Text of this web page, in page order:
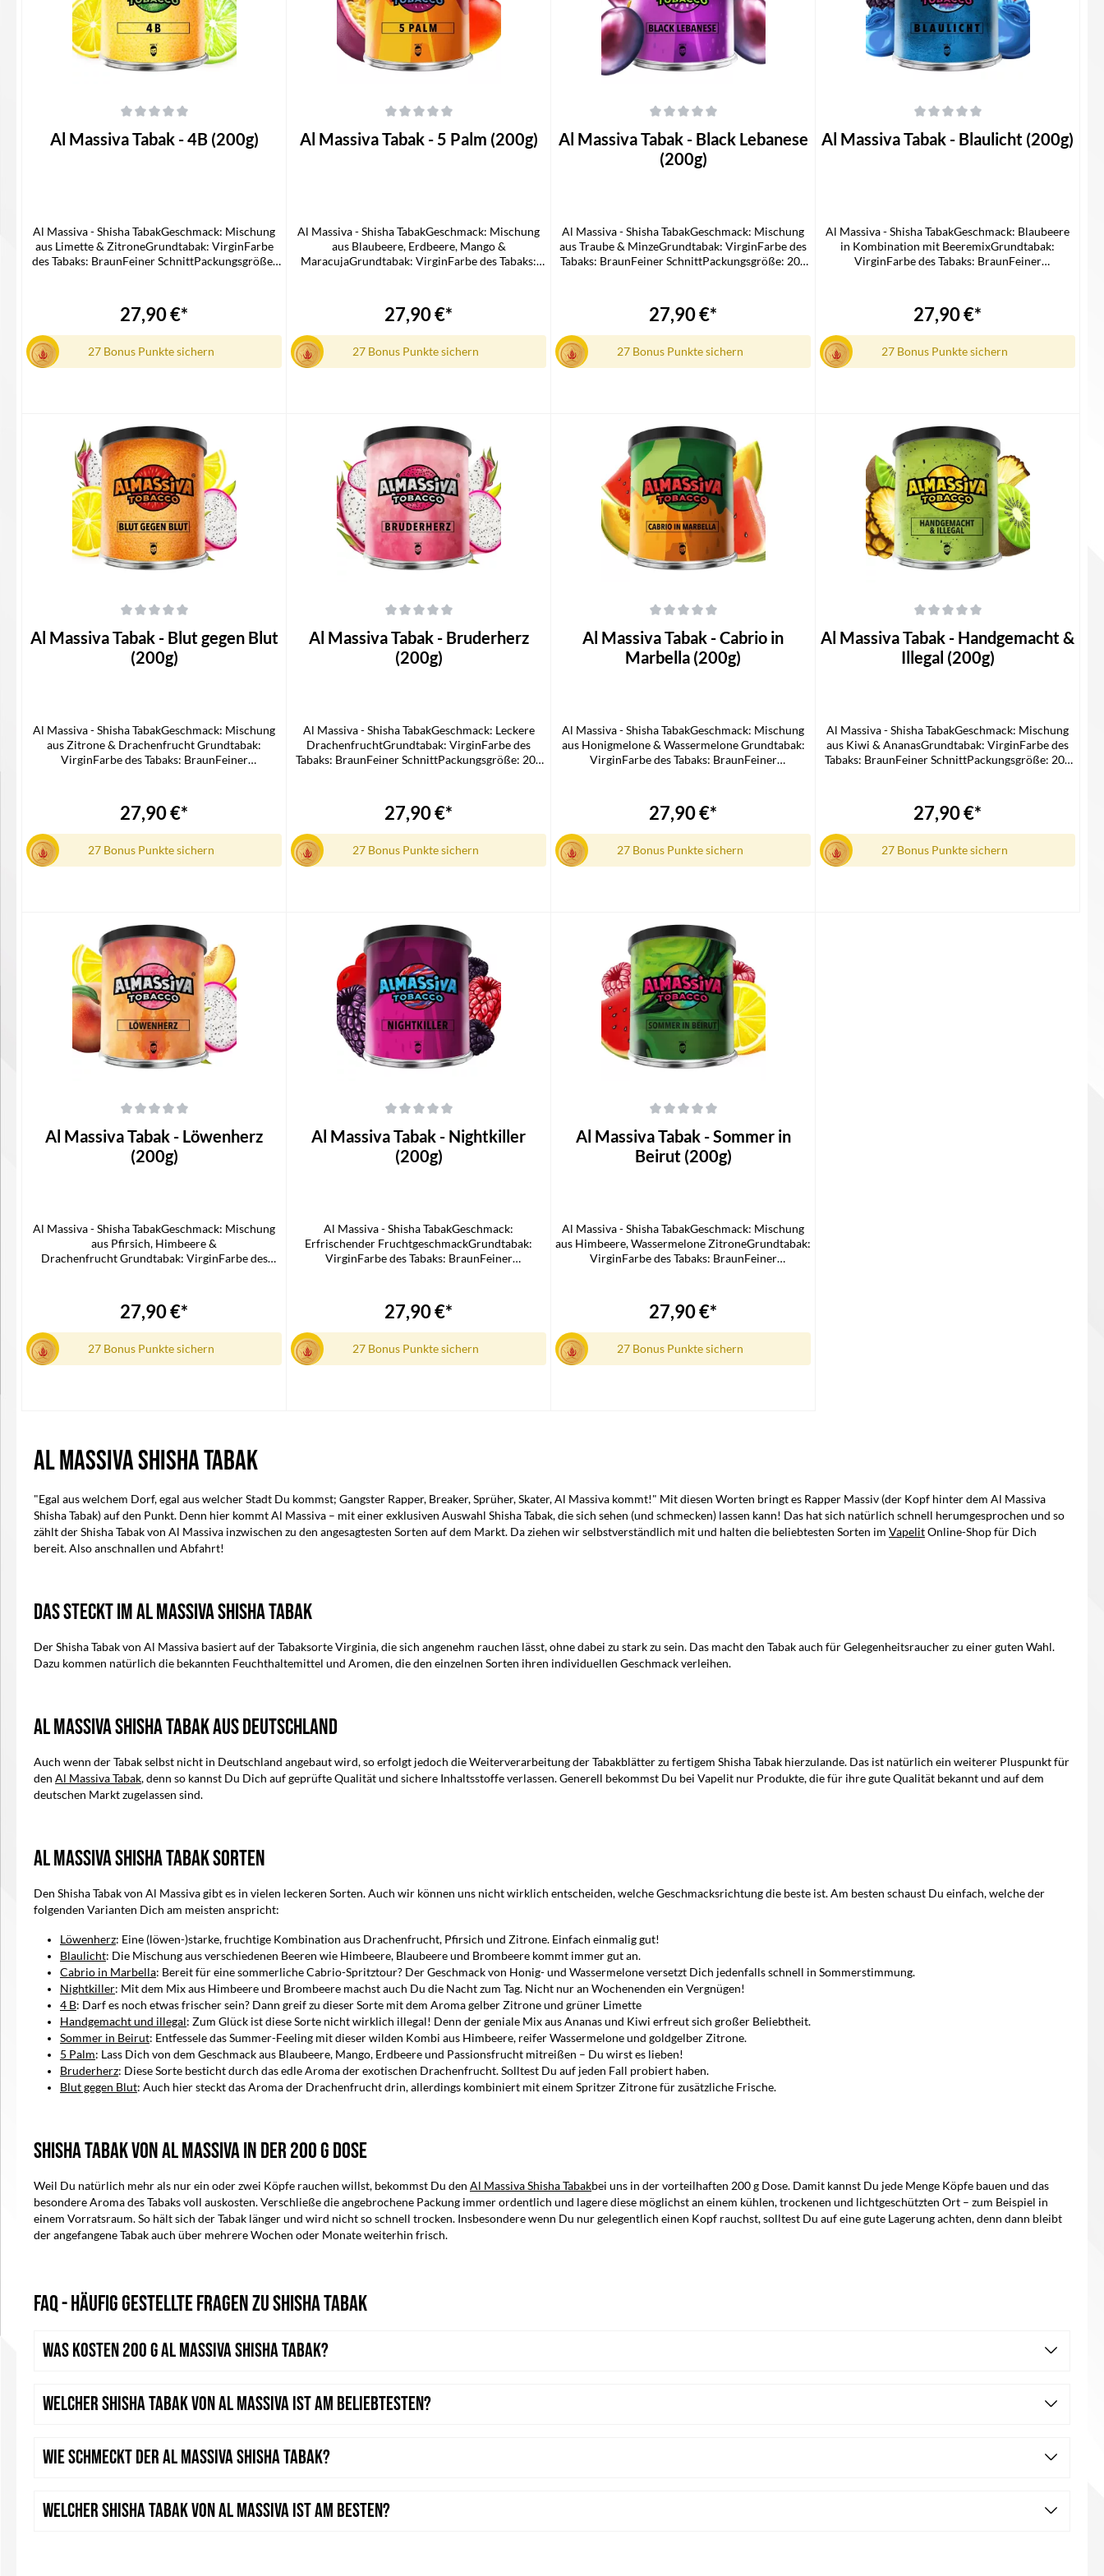
Al Massiva Tabak - 4B (200g)
Al Massiva - Shisha TabakGeschmack: Mischung
aus Limette & ZitroneGrundtabak: VirginFarbe
des Tabaks: BraunFeiner SchnittPackungsgröße:
27,90 €*
27 Bonus Punkte sichern
In den Warenkorb
Al Massiva Tabak - 5 Palm (200g)
Al Massiva - Shisha TabakGeschmack: Mischung
aus Blaubeere, Erdbeere, Mango &
MaracujaGrundtabak: VirginFarbe des Tabaks:
27,90 €*
27 Bonus Punkte sichern
In den Warenkorb
Al Massiva Tabak - Black Lebanese
(200g)
Al Massiva - Shisha TabakGeschmack: Mischung
aus Traube & MinzeGrundtabak: VirginFarbe des
Tabaks: BraunFeiner SchnittPackungsgröße: 200
27,90 €*
27 Bonus Punkte sichern
In den Warenkorb
Al Massiva Tabak - Blaulicht (200g)
Al Massiva - Shisha TabakGeschmack: Blaubeere
in Kombination mit BeeremixGrundtabak:
VirginFarbe des Tabaks: BraunFeiner
27,90 €*
27 Bonus Punkte sichern
In den Warenkorb
Al Massiva Tabak - Blut gegen Blut
(200g)
Al Massiva - Shisha TabakGeschmack: Mischung
aus Zitrone & Drachenfrucht Grundtabak:
VirginFarbe des Tabaks: BraunFeiner
27,90 €*
27 Bonus Punkte sichern
In den Warenkorb
Al Massiva Tabak - Bruderherz
(200g)
Al Massiva - Shisha TabakGeschmack: Leckere
DrachenfruchtGrundtabak: VirginFarbe des
Tabaks: BraunFeiner SchnittPackungsgröße: 200
27,90 €*
27 Bonus Punkte sichern
In den Warenkorb
Al Massiva Tabak - Cabrio in
Marbella (200g)
Al Massiva - Shisha TabakGeschmack: Mischung
aus Honigmelone & Wassermelone Grundtabak:
VirginFarbe des Tabaks: BraunFeiner
27,90 €*
27 Bonus Punkte sichern
In den Warenkorb
Al Massiva Tabak - Handgemacht &
Illegal (200g)
Al Massiva - Shisha TabakGeschmack: Mischung
aus Kiwi & AnanasGrundtabak: VirginFarbe des
Tabaks: BraunFeiner SchnittPackungsgröße: 200
27,90 €*
27 Bonus Punkte sichern
Al Massiva Tabak - Löwenherz
(200g)
Al Massiva - Shisha TabakGeschmack: Mischung
aus Pfirsich, Himbeere &
Drachenfrucht Grundtabak: VirginFarbe des
27,90 €*
27 Bonus Punkte sichern
In den Warenkorb
Al Massiva Tabak - Nightkiller
(200g)
Al Massiva - Shisha TabakGeschmack:
Erfrischender FruchtgeschmackGrundtabak:
VirginFarbe des Tabaks: BraunFeiner
27,90 €*
27 Bonus Punkte sichern
Al Massiva Tabak - Sommer in
Beirut (200g)
Al Massiva - Shisha TabakGeschmack: Mischung
aus Himbeere, Wassermelone ZitroneGrundtabak:
VirginFarbe des Tabaks: BraunFeiner
27,90 €*
27 Bonus Punkte sichern
Al Massiva Shisha Tabak
"Egal aus welchem Dorf, egal aus welcher Stadt Du kommst; Gangster Rapper, Breaker, Sprüher, Skater, Al Massiva kommt!" Mit diesen Worten bringt es Rapper Massiv (der Kopf hinter dem Al Massiva
Shisha Tabak) auf den Punkt. Denn hier kommt Al Massiva – mit einer exklusiven Auswahl Shisha Tabak, die sich sehen (und schmecken) lassen kann! Das hat sich natürlich schnell herumgesprochen und so
zählt der Shisha Tabak von Al Massiva inzwischen zu den angesagtesten Sorten auf dem Markt. Da ziehen wir selbstverständlich mit und halten die beliebtesten Sorten im VapelitOnline-Shop für Dich
bereit. Also anschnallen und Abfahrt!
Das steckt im Al Massiva Shisha Tabak
Der Shisha Tabak von Al Massiva basiert auf der Tabaksorte Virginia, die sich angenehm rauchen lässt, ohne dabei zu stark zu sein. Das macht den Tabak auch für Gelegenheitsraucher zu einer guten Wahl.
Dazu kommen natürlich die bekannten Feuchthaltemittel und Aromen, die den einzelnen Sorten ihren individuellen Geschmack verleihen.
Al Massiva Shisha Tabak aus Deutschland
Auch wenn der Tabak selbst nicht in Deutschland angebaut wird, so erfolgt jedoch die Weiterverarbeitung der Tabakblätter zu fertigem Shisha Tabak hierzulande. Das ist natürlich ein weiterer Pluspunkt für
den Al Massiva Tabak, denn so kannst Du Dich auf geprüfte Qualität und sichere Inhaltsstoffe verlassen. Generell bekommst Du bei Vapelit nur Produkte, die für ihre gute Qualität bekannt und auf dem
deutschen Markt zugelassen sind.
Al Massiva Shisha Tabak Sorten
Den Shisha Tabak von Al Massiva gibt es in vielen leckeren Sorten. Auch wir können uns nicht wirklich entscheiden, welche Geschmacksrichtung die beste ist. Am besten schaust Du einfach, welche der
folgenden Varianten Dich am meisten anspricht:
Löwenherz: Eine (löwen-)starke, fruchtige Kombination aus Drachenfrucht, Pfirsich und Zitrone. Einfach einmalig gut!
Blaulicht: Die Mischung aus verschiedenen Beeren wie Himbeere, Blaubeere und Brombeere kommt immer gut an.
Cabrio in Marbella: Bereit für eine sommerliche Cabrio-Spritztour? Der Geschmack von Honig- und Wassermelone versetzt Dich jedenfalls schnell in Sommerstimmung.
Nightkiller: Mit dem Mix aus Himbeere und Brombeere machst auch Du die Nacht zum Tag. Nicht nur an Wochenenden ein Vergnügen!
4 B: Darf es noch etwas frischer sein? Dann greif zu dieser Sorte mit dem Aroma gelber Zitrone und grüner Limette
Handgemacht und illegal: Zum Glück ist diese Sorte nicht wirklich illegal! Denn der geniale Mix aus Ananas und Kiwi erfreut sich großer Beliebtheit.
Sommer in Beirut: Entfessele das Summer-Feeling mit dieser wilden Kombi aus Himbeere, reifer Wassermelone und goldgelber Zitrone.
5 Palm: Lass Dich von dem Geschmack aus Blaubeere, Mango, Erdbeere und Passionsfrucht mitreißen – Du wirst es lieben!
Bruderherz: Diese Sorte besticht durch das edle Aroma der exotischen Drachenfrucht. Solltest Du auf jeden Fall probiert haben.
Blut gegen Blut: Auch hier steckt das Aroma der Drachenfrucht drin, allerdings kombiniert mit einem Spritzer Zitrone für zusätzliche Frische.
Shisha Tabak von Al Massiva in der 200 g Dose
Weil Du natürlich mehr als nur ein oder zwei Köpfe rauchen willst, bekommst Du den Al Massiva Shisha Tabakbei uns in der vorteilhaften 200 g Dose. Damit kannst Du jede Menge Köpfe bauen und das
besondere Aroma des Tabaks voll auskosten. Verschließe die angebrochene Packung immer ordentlich und lagere diese möglichst an einem kühlen, trockenen und lichtgeschützten Ort – zum Beispiel in
einem Vorratsraum. So hält sich der Tabak länger und wird nicht so schnell trocken. Insbesondere wenn Du nur gelegentlich einen Kopf rauchst, solltest Du auf eine gute Lagerung achten, denn dann bleibt
der angefangene Tabak auch über mehrere Wochen oder Monate weiterhin frisch.
FAQ - Häufig gestellte Fragen zu Shisha Tabak
Was kosten 200 g Al Massiva Shisha Tabak?
Welcher Shisha Tabak von Al Massiva ist am beliebtesten?
Wie schmeckt der Al Massiva Shisha Tabak?
Welcher Shisha Tabak von Al Massiva ist am besten?